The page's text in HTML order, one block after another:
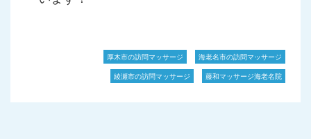
厚木市の訪問マッサージ
海老名市の訪問マッサージ
綾瀬市の訪問マッサージ
藤和マッサージ海老名院